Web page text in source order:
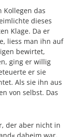
Kollegen das
dieses
Klage. Da er
liess man ihn auf
bewirtet,
ging er willig
er sie
Als sie ihn aus
von selbst. Das
der aber nicht in